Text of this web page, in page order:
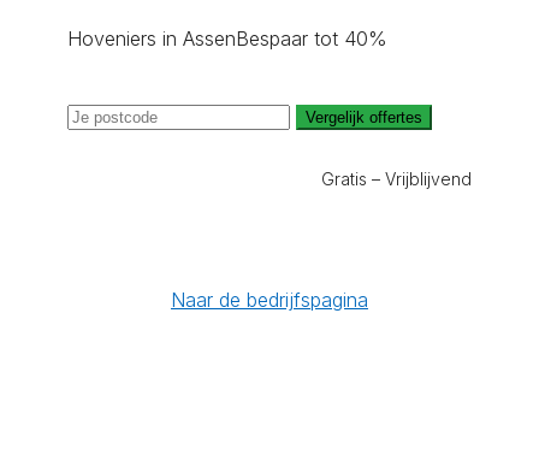
Hoveniers in AssenBespaar tot 40%
Vergelijk offertes
Gratis – Vrijblijvend
Naar de bedrijfspagina